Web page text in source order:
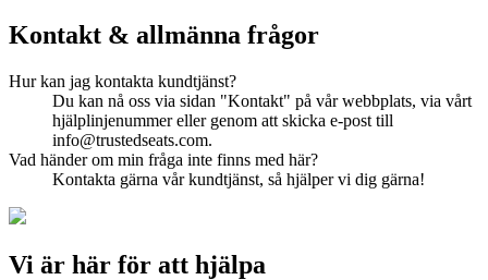
Kontakt & allmänna frågor
Hur kan jag kontakta kundtjänst?
Du kan nå oss via sidan "Kontakt" på vår webbplats, via vårt
hjälplinjenummer eller genom att skicka e-post till
info@trustedseats.com.
Vad händer om min fråga inte finns med här?
Kontakta gärna vår kundtjänst, så hjälper vi dig gärna!
Vi är här för att hjälpa